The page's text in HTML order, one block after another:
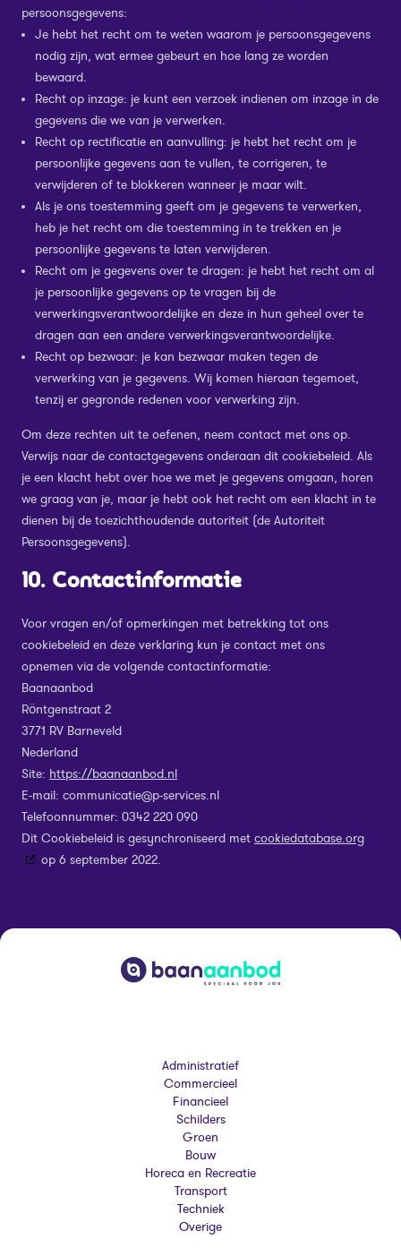
persoonsgegevens:
Je hebt het recht om te weten waarom je persoonsgegevens
nodig zijn, wat ermee gebeurt en hoe lang ze worden
bewaard.
Recht op inzage: je kunt een verzoek indienen om inzage in de
gegevens die we van je verwerken.
Recht op rectificatie en aanvulling: je hebt het recht om je
persoonlijke gegevens aan te vullen, te corrigeren, te
verwijderen of te blokkeren wanneer je maar wilt.
Als je ons toestemming geeft om je gegevens te verwerken,
heb je het recht om die toestemming in te trekken en je
persoonlijke gegevens te laten verwijderen.
Recht om je gegevens over te dragen: je hebt het recht om al
je persoonlijke gegevens op te vragen bij de
verwerkingsverantwoordelijke en deze in hun geheel over te
dragen aan een andere verwerkingsverantwoordelijke.
Recht op bezwaar: je kan bezwaar maken tegen de
verwerking van je gegevens. Wij komen hieraan tegemoet,
tenzij er gegronde redenen voor verwerking zijn.
Om deze rechten uit te oefenen, neem contact met ons op.
Verwijs naar de contactgegevens onderaan dit cookiebeleid. Als
je een klacht hebt over hoe we met je gegevens omgaan, horen
we graag van je, maar je hebt ook het recht om een klacht in te
dienen bij de toezichthoudende autoriteit (de Autoriteit
Persoonsgegevens).
10. Contactinformatie
Voor vragen en/of opmerkingen met betrekking tot ons
cookiebeleid en deze verklaring kun je contact met ons
opnemen via de volgende contactinformatie:
Baanaanbod
Röntgenstraat 2
3771 RV Barneveld
Nederland
Site: https://baanaanbod.nl
E-mail: communicatie@p-services.nl
Telefoonnummer: 0342 220 090
Dit Cookiebeleid is gesynchroniseerd met cookiedatabase.org
op 6 september 2022.
Administratief
Commercieel
Financieel
Schilders
Groen
Bouw
Horeca en Recreatie
Transport
Techniek
Overige